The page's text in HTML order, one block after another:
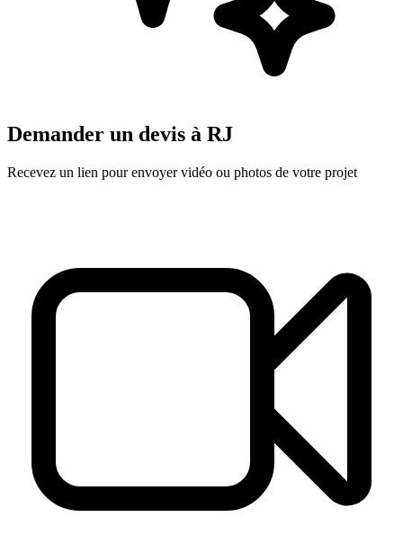
Demander un devis à RJ
Recevez un lien pour envoyer vidéo ou photos de votre projet